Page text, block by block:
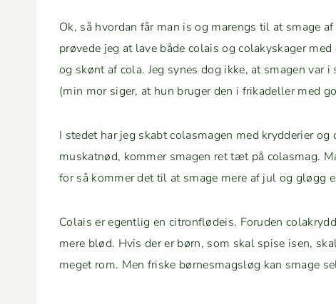
Ok, så hvor­dan får man is og marengs til at smage
prøvede jeg at lave både colais og colakysk­ager
og skønt af cola. Jeg synes dog ikke, at sma­gen var
(min mor siger, at hun bruger den i frikadeller med
I stedet har jeg skabt colas­ma­gen med kry­d­derier
muskat­nød, kom­mer sma­gen ret tæt på colas­mag.
for så kom­mer det til at smage mere af jul og gløgg
Colais er egentlig en cit­ron­flødeis. Foru­den
mere blød. Hvis der er børn, som skal spise isen,
meget rom. Men friske bør­nes­magsløg kan smage